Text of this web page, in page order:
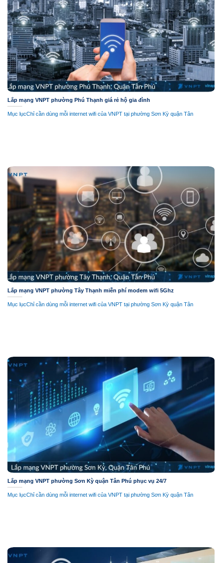
Lắp mạng VNPT phường Phú Thạnh giá rẻ hộ gia đình
Mục lụcChỉ cần dùng mỗi internet wifi của VNPT tại phường Sơn Kỳ quận Tân
Lắp mạng VNPT phường Tây Thạnh miễn phí modem wifi 5Ghz
Mục lụcChỉ cần dùng mỗi internet wifi của VNPT tại phường Sơn Kỳ quận Tân
Lắp mạng VNPT phường Sơn Kỳ quận Tân Phú phục vụ 24/7
Mục lụcChỉ cần dùng mỗi internet wifi của VNPT tại phường Sơn Kỳ quận Tân